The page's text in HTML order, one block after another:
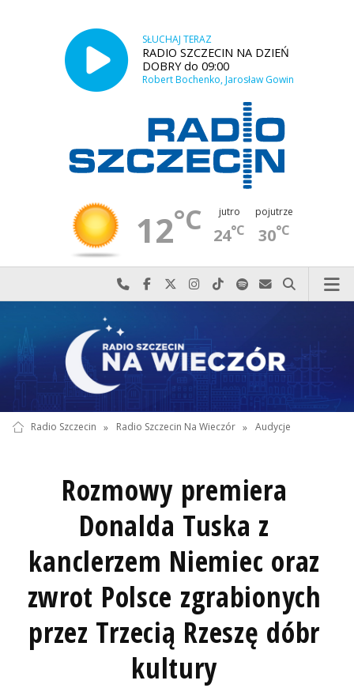
SŁUCHAJ TERAZ
RADIO SZCZECIN NA DZIEŃ
DOBRY do 09:00
Robert Bochenko, Jarosław Gowin
12°C jutro
24°C
pojutrze
30°C
Najlepiej po prostu do nas zadzwoń
Odwiedź nas na Facebook-u
Odwiedź nas na X
Odwiedź nas na Instagram-ie
Odwiedź nas na TikTok-u
Szukaj nas na Spotify
Wyślij do nas
Szukaj
Radio Szczecin » Radio Szczecin Na Wieczór » Audycje
Rozmowy premiera
Donalda Tuska z
kanclerzem Niemiec oraz
zwrot Polsce zgrabionych
przez Trzecią Rzeszę dóbr
kultury